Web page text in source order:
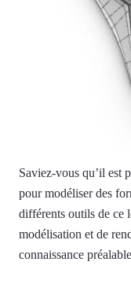
Saviez-vous qu’il est
pour modéliser des
différents outils de ce
modélisation et de
connaissance